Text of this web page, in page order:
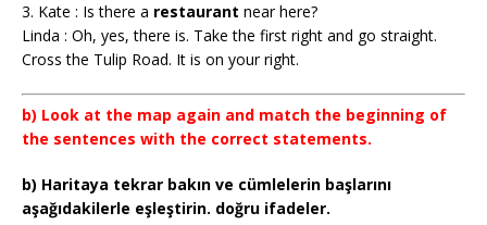
3. Kate : Is there a restaurant near here?
Linda : Oh, yes, there is. Take the first right and go straight.
Cross the Tulip Road. It is on your right.
b) Look at the map again and match the beginning of
the sentences with the correct statements.
b) Haritaya tekrar bakın ve cümlelerin başlarını
aşağıdakilerle eşleştirin. doğru ifadeler.